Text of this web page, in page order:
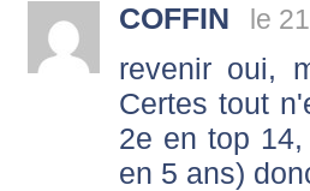
COFFIN le
revenir oui,
Certes tout
2e en top
en 5 ans)